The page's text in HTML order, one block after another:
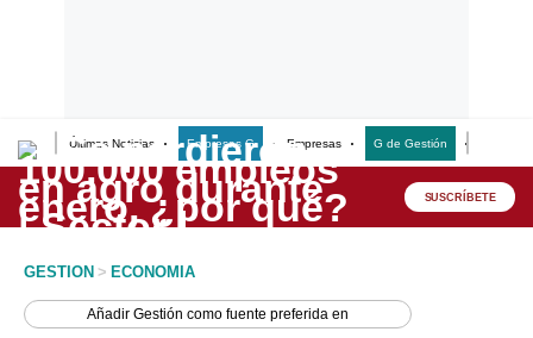
Últimas Noticias Empresas G Empresas G de Gestión
Lo último
Peru Quiosco SUSCRÍBETE
GESTION > ECONOMIA
AñadirGestión como fuente preferida en